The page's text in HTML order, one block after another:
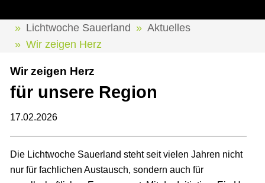
Lichtwoche Sauerland
Aktuelles
Wir zeigen Herz
Wir zeigen Herz
für unsere Region
17.02.2026
Die Lichtwoche Sauerland steht seit vielen Jahren nicht
nur für fachlichen Austausch, sondern auch für